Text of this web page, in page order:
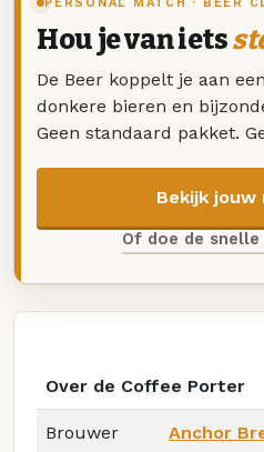
PERSONAL MATCH · BEER
Hou je van iets
De Beer koppelt je aan
donkere bieren en
Geen standaard pakket.
Bekijk
Of doe de
Over de Coffee Porter
Brouwer Anchor